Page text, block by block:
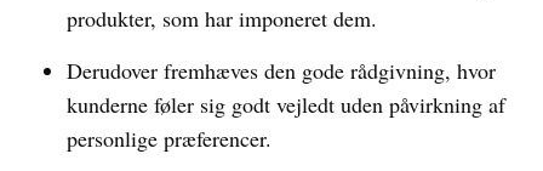
produkter, som har imponeret dem.
Derudover fremhæves den gode rådgivning, hvor
kunderne føler sig godt vejledt uden påvirkning af
personlige præferencer.